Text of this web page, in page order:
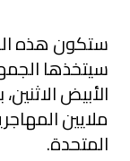
ستكون هذه
سيتخذها
الأبيض
ملايين
المتحدة.